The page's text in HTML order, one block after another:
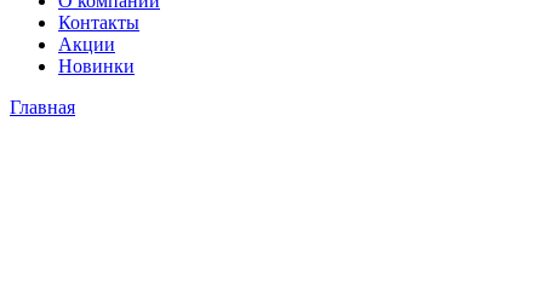
Контакты
Акции
Новинки
Главная